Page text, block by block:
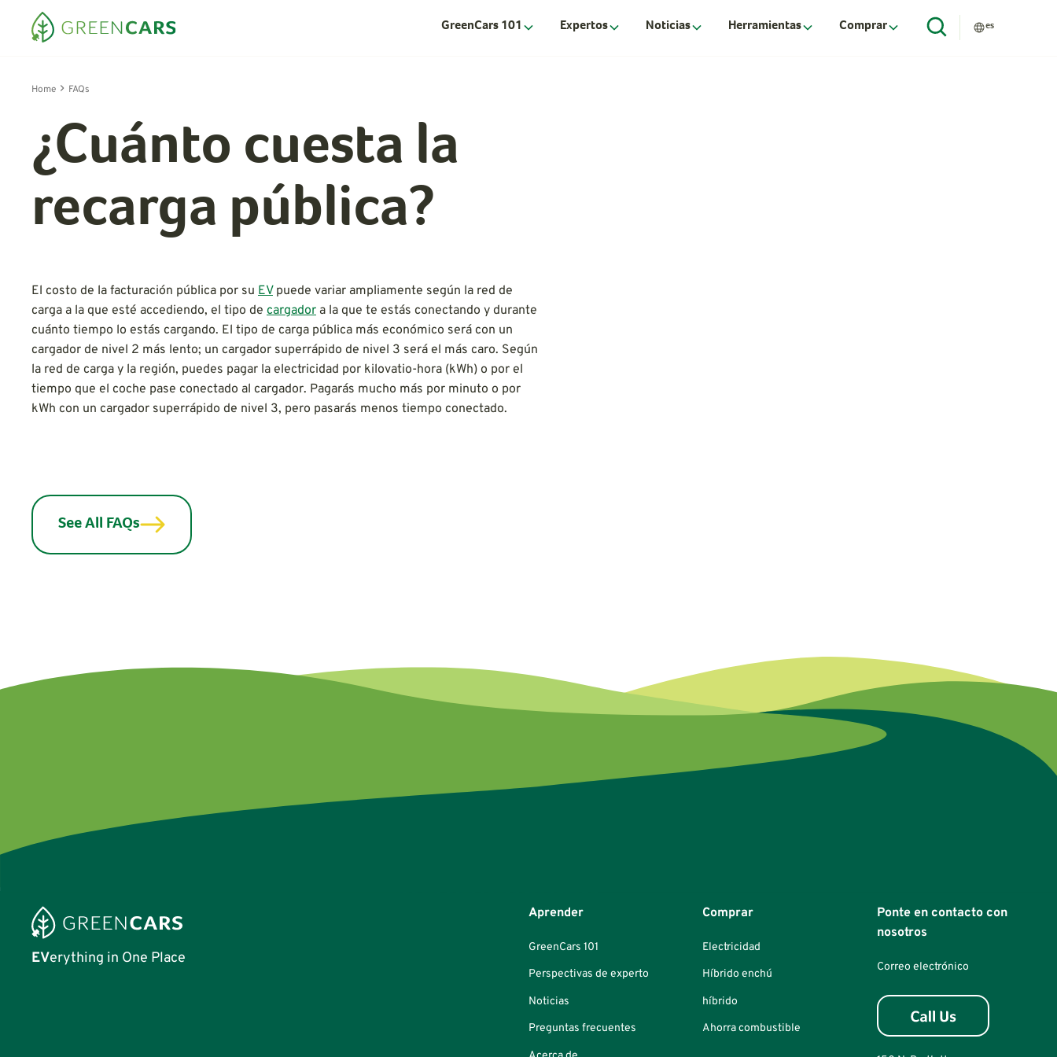
GreenCars 101 Expertos Noticias Herramientas Comprar es
Home FAQs
¿Cuánto cuesta la
recarga pública?
El costo de la facturación pública por su EVpuede variar ampliamente según la red de
carga a la que esté accediendo, el tipo de cargador a la que te estás conectando y durante
cuánto tiempo lo estás cargando. El tipo de carga pública más económico será con un
cargador de nivel 2 más lento; un cargador superrápido de nivel 3 será el más caro. Según
la red de carga y la región, puedes pagar la electricidad por kilovatio-hora (kWh) o por el
tiempo que el coche pase conectado al cargador. Pagarás mucho más por minuto o por
kWh con un cargador superrápido de nivel 3, pero pasarás menos tiempo conectado.
See All FAQs
EVerything in One Place
Aprender
GreenCars 101
Perspectivas de experto
Noticias
Preguntas frecuentes
Comprar
Electricidad
Híbrido enchú
híbrido
Ahorra combustible
Ponte en contacto con
nosotros
Correo electrónico